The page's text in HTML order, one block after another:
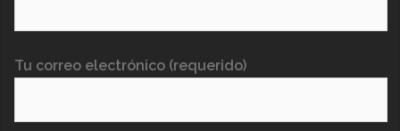
Tu correo electrónico (requerido)